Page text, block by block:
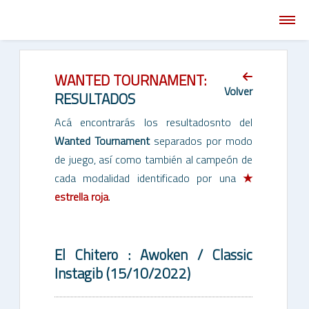
HOME
NOSOTROS
EVENTOS
DONACIONES
WANTED TOURNAMENT:
RESULTADOS
Volver
Acá encontrarás los resultadosnto del
Wanted Tournamentseparados por modo
de juego, así como también al campeón de
cada modalidad identificado por una ★
estrella roja.
El Chitero : Awoken / Classic
Instagib (15/10/2022)